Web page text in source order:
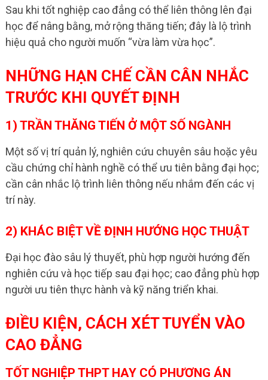
Sau khi tốt nghiệp cao đẳng có thể liên thông lên đại
học để nâng bằng, mở rộng thăng tiến; đây là lộ trình
hiệu quả cho người muốn “vừa làm vừa học”.
NHỮNG HẠN CHẾ CẦN CÂN NHẮC
TRƯỚC KHI QUYẾT ĐỊNH
1) TRẦN THĂNG TIẾN Ở MỘT SỐ NGÀNH
Một số vị trí quản lý, nghiên cứu chuyên sâu hoặc yêu
cầu chứng chỉ hành nghề có thể ưu tiên bằng đại học;
cần cân nhắc lộ trình liên thông nếu nhắm đến các vị
trí này.
2) KHÁC BIỆT VỀ ĐỊNH HƯỚNG HỌC THUẬT
Đại học đào sâu lý thuyết, phù hợp người hướng đến
nghiên cứu và học tiếp sau đại học; cao đẳng phù hợp
người ưu tiên thực hành và kỹ năng triển khai.
ĐIỀU KIỆN, CÁCH XÉT TUYỂN VÀO
CAO ĐẲNG
TỐT NGHIỆP THPT HAY CÓ PHƯƠNG ÁN